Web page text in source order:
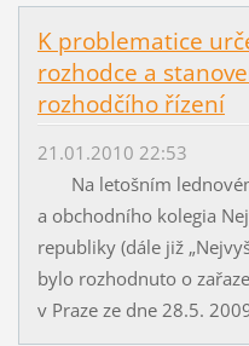
K problematice
rozhodce a
rozhodčího řízení
21.01.2010 22:53
Na letošním
a obchodního kolegia
republiky (dále již
bylo rozhodnuto o
v Praze ze dne 28.5.